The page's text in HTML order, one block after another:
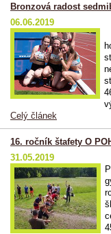
Bronzová radost
06.06.2019
Celý článek
16. ročník štafety O
31.05.2019